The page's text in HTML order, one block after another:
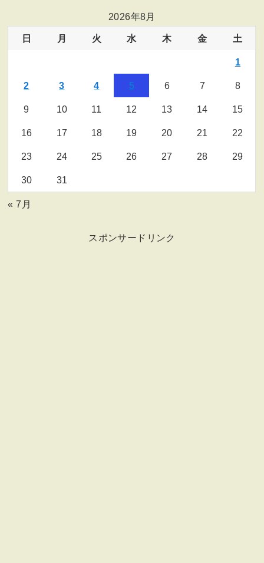
2026年8月
日 月 火 水 木 金 土
1
2 3 4 5 6 7 8
9 10 11 12 13 14 15
16 17 18 19 20 21 22
23 24 25 26 27 28 29
30 31
« 7月
スポンサードリンク